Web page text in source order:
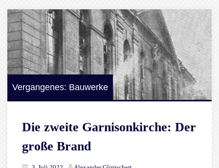
Vergangenes: Bauwerke
Die zweite Garnisonkirche: Der
große Brand